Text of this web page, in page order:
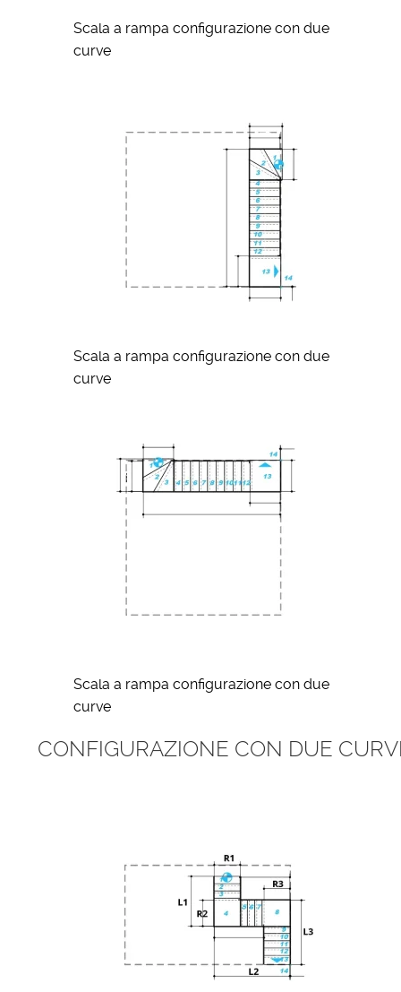
Scala a rampa configurazione con due
curve
Scala a rampa configurazione con due
curve
Scala a rampa configurazione con due
curve
CONFIGURAZIONE CON DUE